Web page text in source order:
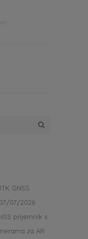
GNSS
07/07/2026
prijemnik s
za AR